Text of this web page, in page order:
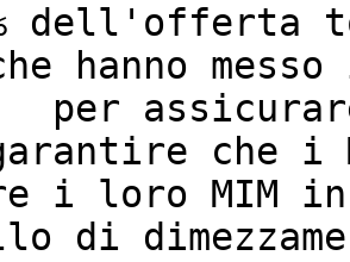
dell'offerta
hanno
per
che i
i loro MIM in
di